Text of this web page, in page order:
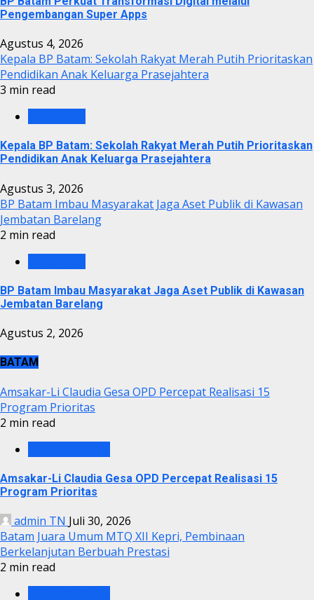
Pengembangan Super Apps
Agustus 4, 2026
Kepala BP Batam: Sekolah Rakyat Merah Putih Prioritaskan
Pendidikan Anak Keluarga Prasejahtera
3 min read
Kepala BP Batam: Sekolah Rakyat Merah Putih Prioritaskan
Pendidikan Anak Keluarga Prasejahtera
Agustus 3, 2026
BP Batam Imbau Masyarakat Jaga Aset Publik di Kawasan
Jembatan Barelang
2 min read
BP Batam Imbau Masyarakat Jaga Aset Publik di Kawasan
Jembatan Barelang
Agustus 2, 2026
BATAM
Amsakar-Li Claudia Gesa OPD Percepat Realisasi 15
Program Prioritas
2 min read
Amsakar-Li Claudia Gesa OPD Percepat Realisasi 15
Program Prioritas
admin TN Juli 30, 2026
Batam Juara Umum MTQ XII Kepri, Pembinaan
Berkelanjutan Berbuah Prestasi
2 min read